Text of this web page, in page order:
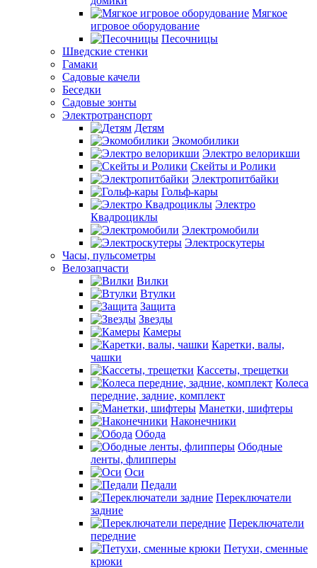
Мягкое
игровое оборудование
Песочницы
Шведские стенки
Гамаки
Садовые качели
Беседки
Садовые зонты
Электротранспорт
Детям
Экомобилики
Электро велорикши
Скейты и Ролики
Электропитбайки
Гольф-кары
Электро
Квадроциклы
Электромобили
Электроскутеры
Часы, пульсометры
Велозапчасти
Вилки
Втулки
Защита
Звезды
Камеры
Каретки, валы,
чашки
Кассеты, трещетки
Колеса
передние, задние, комплект
Манетки, шифтеры
Наконечники
Обода
Ободные
ленты, флипперы
Оси
Педали
Переключатели
задние
Переключатели
передние
Петухи, сменные
крюки